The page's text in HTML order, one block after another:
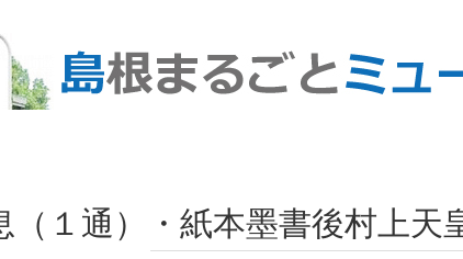
１通）・紙本墨書後村上天